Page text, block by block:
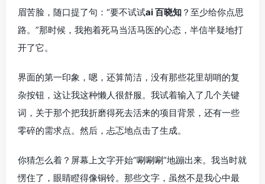
眉苦脸，随口提了句：“要不试试ai 百晓知 ？至少给你点思
路。”那时候，我抱着死马当活马医的心态，半信半疑地打
开了它。
界面的第一印象，嗯，还算简洁，没有那些花里胡哨的复
杂按钮，这让我这种懒人很舒服。我试着输入了几个关键
词，关于那个把我折磨得死去活来的项目背景，还有一些
零碎的需求点。然后，忐忑地点击了生成。
你猜怎么着？屏幕上文字开始“唰唰唰”地蹦出来。我当时就
愣住了，眼睛瞪得像铜铃。那些文字，虽然不是我心中最